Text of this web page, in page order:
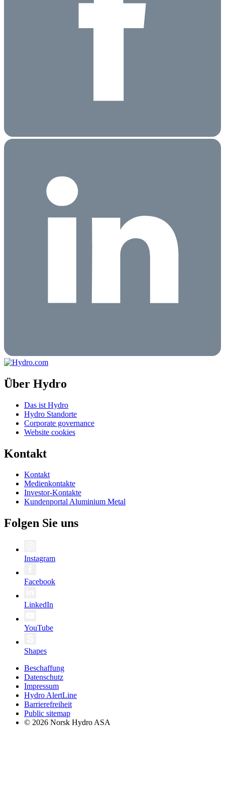
Über Hydro
Das ist Hydro
Hydro Standorte
Corporate governance
Website cookies
Kontakt
Kontakt
Medienkontakte
Investor-Kontakte
Kundenportal Aluminium Metal
Folgen Sie uns
Instagram
Facebook
LinkedIn
YouTube
Shapes
Beschaffung
Datenschutz
Impressum
Hydro AlertLine
Barrierefreiheit
Public sitemap
© 2026 Norsk Hydro ASA